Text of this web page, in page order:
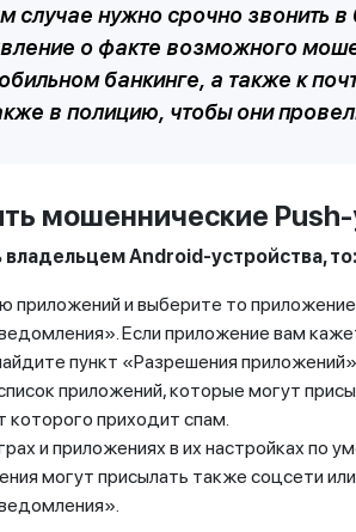
случае нужно срочно звонить
о факте возможного
банкинге, а также к
в полицию, чтобы они
мошеннические Push
владельцемAndroid-устройства, то:
приложений и выберите то
Если приложение вам
пункт «Разрешения
приложений, которые могут
которого приходит спам.
и приложениях в их настройках по
могут присылать также соцсети